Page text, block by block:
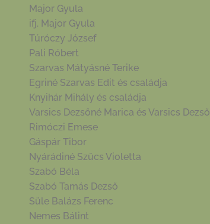
Major Gyula
ifj. Major Gyula
Túróczy József
Pali Róbert
Szarvas Mátyásné Terike
Egriné Szarvas Edit és családja
Knyihár Mihály és családja
Varsics Dezsőné Marica és Varsics Dezső
Rimóczi Emese
Gáspár Tibor
Nyárádiné Szűcs Violetta
Szabó Béla
Szabó Tamás Dezső
Süle Balázs Ferenc
Nemes Bálint